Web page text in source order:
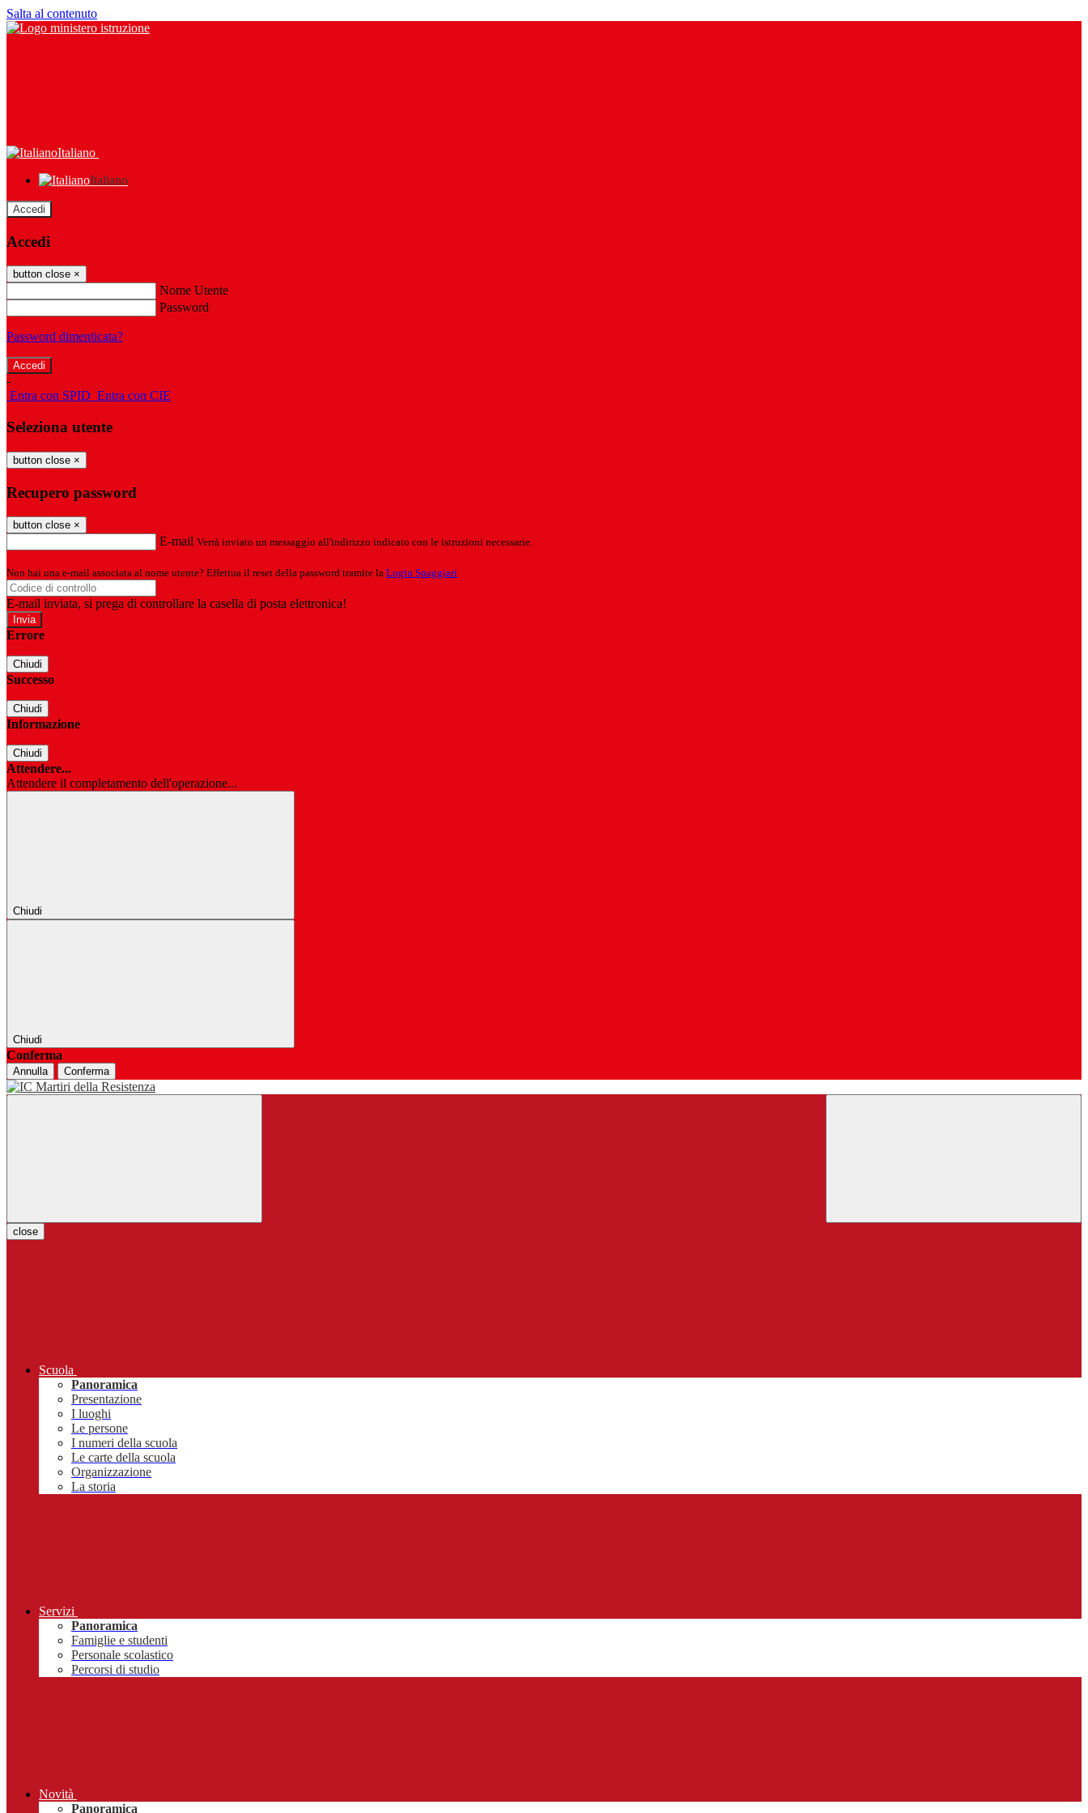
Salta al contenuto
Italiano
Italiano
Accedi
Accedi
button close ×
Nome Utente
Password
Password dimenticata?
-
Entra con SPID Entra con CIE
Seleziona utente
button close ×
Recupero password
button close ×
E-mail Verrà inviato un messaggio all'indirizzo indicato con le istruzioni necessarie.
Non hai una e-mail associata al nome utente? Effettua il reset della password tramite la Login Spaggiari
E-mail inviata, si prega di controllare la casella di posta elettronica!
Errore
Chiudi
Successo
Chiudi
Informazione
Chiudi
Attendere...
Attendere il completamento dell'operazione...
Chiudi
Chiudi
Conferma
Annulla Conferma
close
Scuola
Panoramica
Presentazione
I luoghi
Le persone
I numeri della scuola
Le carte della scuola
Organizzazione
La storia
Servizi
Panoramica
Famiglie e studenti
Personale scolastico
Percorsi di studio
Novità
Panoramica